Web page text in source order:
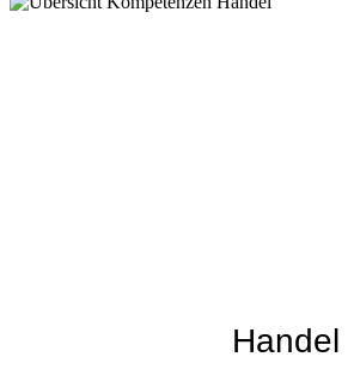
Handel